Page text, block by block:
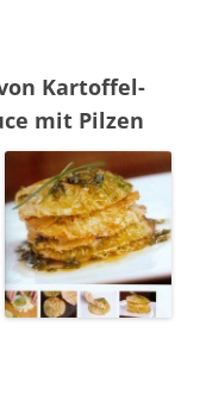
Kartoffel-
mit Pilzen